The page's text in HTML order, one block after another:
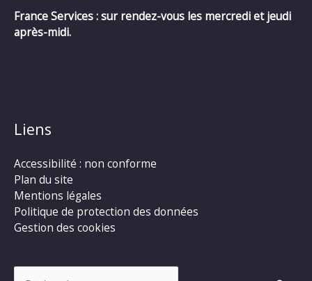
France Services : sur rendez-vous les mercredi et jeudi
après-midi.
Liens
Accessibilité : non conforme
Plan du site
Mentions légales
Politique de protection des données
Gestion des cookies